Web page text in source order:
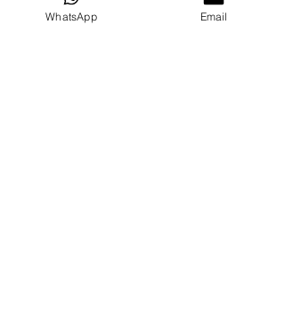
WhatsApp Email